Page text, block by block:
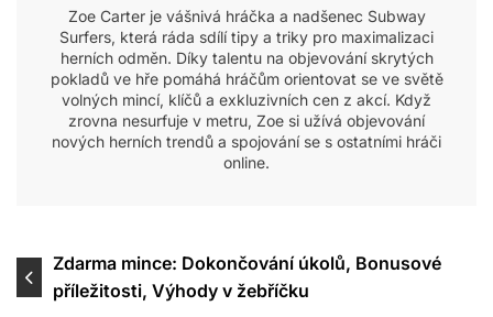
Zoe Carter je vášnivá hráčka a nadšenec Subway
Surfers, která ráda sdílí tipy a triky pro maximalizaci
herních odměn. Díky talentu na objevování skrytých
pokladů ve hře pomáhá hráčům orientovat se ve světě
volných mincí, klíčů a exkluzivních cen z akcí. Když
zrovna nesurfuje v metru, Zoe si užívá objevování
nových herních trendů a spojování se s ostatními hráči
online.
Post
navigation
Zdarma mince: Dokončování úkolů, Bonusové
příležitosti, Výhody v žebříčku